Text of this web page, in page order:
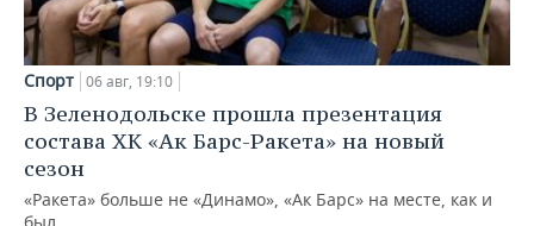
Спорт 06 авг, 19:10
В Зеленодольске прошла презентация
состава ХК «Ак Барс-Ракета» на новый
сезон
«Ракета» больше не «Динамо», «Ак Барс» на месте, как и